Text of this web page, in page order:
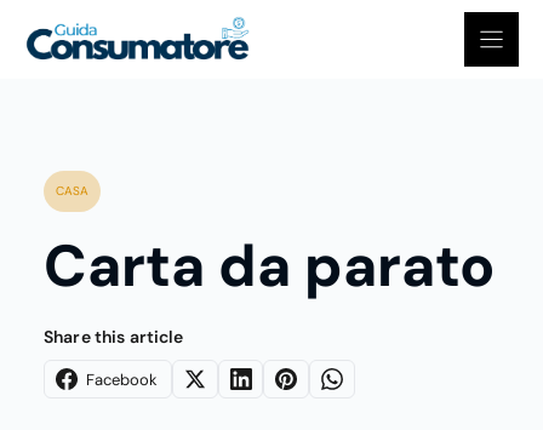
CASA
Carta da parato
Share this article
Facebook